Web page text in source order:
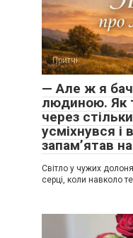
Притчі
— Але ж я
людиною. Як
через
усміхнувся і
запам’ятав
Світло у чужих
серці, коли навколо